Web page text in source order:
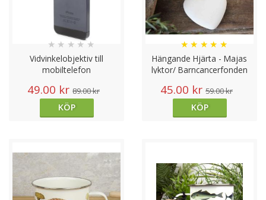
Vidvinkelobjektiv till
mobiltelefon
★ ★ ★ ★★
49.00 kr 89.00 kr
KÖP
Hängande Hjärta - Majas
lyktor/ Barncancerfonden
★ ★ ★ ★ ★
45.00 kr 59.00 kr
KÖP